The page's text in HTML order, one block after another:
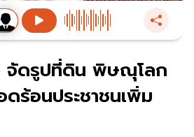
จัดรูปที่ดิน พิษณุโลก
ดร้อนประชาชนเพิ่ม